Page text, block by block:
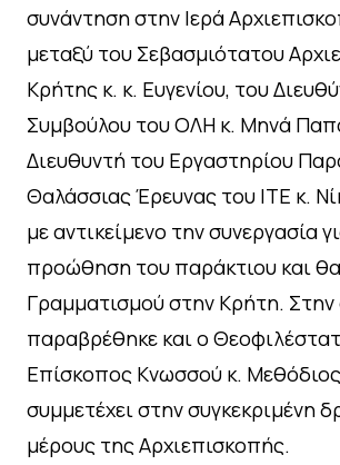
συνάντηση στην Ιερά
μεταξύ του Σεβασμιότατου
Κρήτης κ. κ. Ευγενίου, του
Συμβούλου του ΟΛΗ κ. Μηνά
Διευθυντή του Εργαστηρίου
Θαλάσσιας Έρευνας του ΙΤΕ κ.
με αντικείμενο την συνεργασία
προώθηση του παράκτιου και
Γραμματισμού στην Κρήτη.
παραβρέθηκε και ο
Επίσκοπος Κνωσσού κ.
συμμετέχει στην συγκεκριμένη
μέρους της Αρχιεπισκοπής.